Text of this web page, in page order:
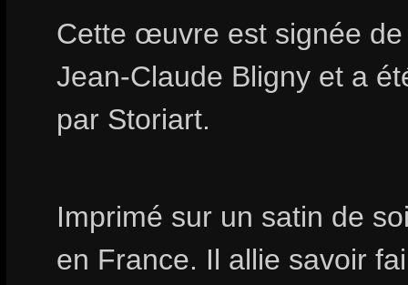
Cette œuvre est signée de
Jean-Claude Bligny et a
par Storiart.
Imprimé sur un satin de
en France. Il allie savoir